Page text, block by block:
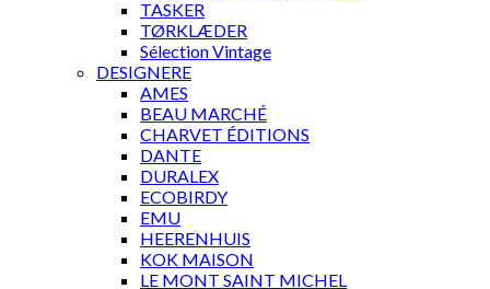
TASKER
TØRKLÆDER
Sélection Vintage
DESIGNERE
AMES
BEAU MARCHÉ
CHARVET ÉDITIONS
DANTE
DURALEX
ECOBIRDY
EMU
HEERENHUIS
KOK MAISON
LE MONT SAINT MICHEL